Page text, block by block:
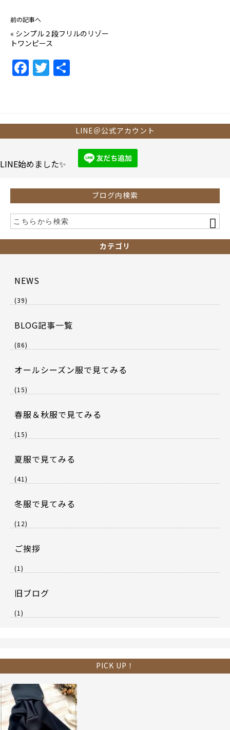
前の記事へ
« シンプル２段フリルのリゾー
トワンピース
F
a
b
o
k
T
w
LINE＠公式アカウント
LINE始めました✨
ブログ内検索
カテゴリ
NEWS
(39)
BLOG記事一覧
(86)
オールシーズン服で見てみる
(15)
春服＆秋服で見てみる
(15)
夏服で見てみる
(41)
冬服で見てみる
(12)
ご挨拶
(1)
旧ブログ
(1)
PICK UP！